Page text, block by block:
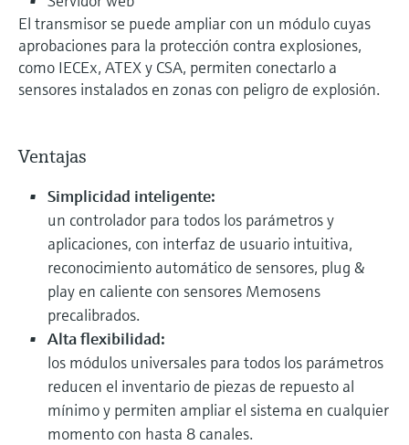
El transmisor se puede ampliar con un módulo cuyas
aprobaciones para la protección contra explosiones,
como IECEx, ATEX y CSA, permiten conectarlo a
sensores instalados en zonas con peligro de explosión.
Ventajas
Simplicidad inteligente:
un controlador para todos los parámetros y
aplicaciones, con interfaz de usuario intuitiva,
reconocimiento automático de sensores, plug &
play en caliente con sensores Memosens
precalibrados.
Alta flexibilidad:
los módulos universales para todos los parámetros
reducen el inventario de piezas de repuesto al
mínimo y permiten ampliar el sistema en cualquier
momento con hasta 8 canales.